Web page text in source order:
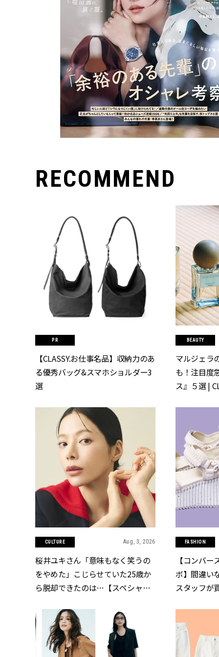
RECOMMEND
【CLASSY.お仕事名品】収納力のあ
る優秀バッグ&スマホショルダー3
選
BEAUTY
マルジェラ
も！注目度
ス』５選 |
CULTURE Aug, 3, 2026
桜井ユキさん「意味もなく笑うの
をやめた」こじらせていた25歳か
ら脱却できたのは…【スペシャル
て ～早春の養生編～』】 | CLASSY.
[クラッシィ]
FASHION
【コンバ
ボ】間違い
スタッフが